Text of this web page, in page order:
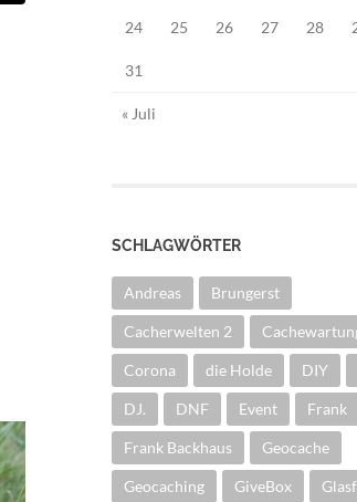
24 25 26 27 28
31
« Juli
SCHLAGWÖRTER
Andreas Brungerst
Cacherwelten 2
Corona die Holde DIY
DJ. DNF Event Frank
Frank Backhaus Geocache
Geocaching GiveBox